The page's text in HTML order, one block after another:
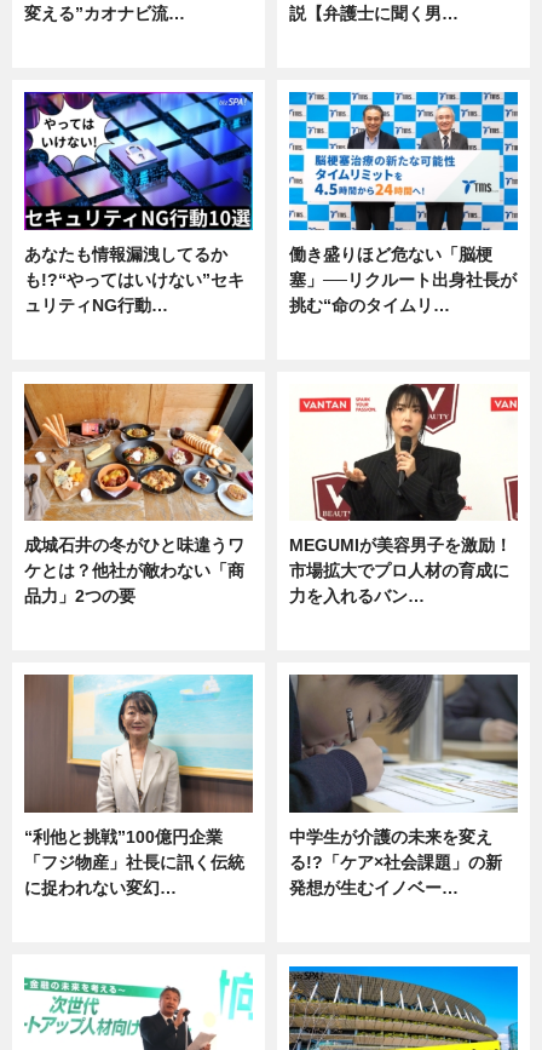
変える”カオナビ流…
説【弁護士に聞く男…
あなたも情報漏洩してるか
も!?“やってはいけない”セキ
ュリティNG行動…
働き盛りほど危ない「脳梗
塞」──リクルート出身社長が
挑む“命のタイムリ…
成城石井の冬がひと味違うワ
ケとは？他社が敵わない「商
品力」2つの要
MEGUMIが美容男子を激励！
市場拡大でプロ人材の育成に
力を入れるバン…
“利他と挑戦”100億円企業
「フジ物産」社長に訊く伝統
に捉われない変幻…
中学生が介護の未来を変え
る!?「ケア×社会課題」の新
発想が生むイノベー…